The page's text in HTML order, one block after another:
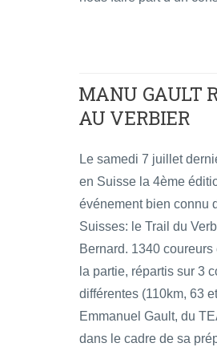
MANU GAULT
AU VERBIER
Le samedi 7 juillet
en Suisse la 4ème
événement bien connu
Suisses: le Trail du
Bernard. 1340 coureurs
la partie, répartis sur 3
différentes (110km, 63
Emmanuel Gault, du
dans le cadre de sa